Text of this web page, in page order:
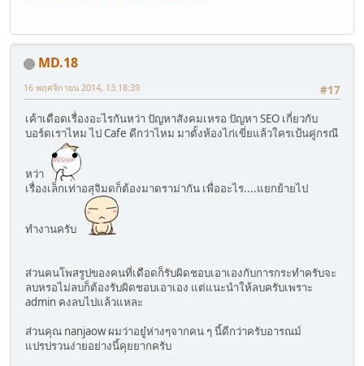
MD.18
#17
16 พฤศจิกายน 2014, 13:18:39
เค้าเดือดเรื่องอะไรกันหว่า ปัญหาสังคมเหรอ ปัญหา SEO เกี่ยวกับ
บอร์ดเราไหม ไป Cafe ดีกว่าไหม มาตั้งห้องไก่เขี่ยแล้วใครเป้นคู่กรณี
หว่า
เรื่องเล็กเท่าอสุจิมดก็ต้องมาดราม่ากัน เพื่ออะไร....แยกย้ายไป
ทำงานครับ
ส่วนคนโพสรูปของคนที่เดือดก็รับผิดชอบเอาเองกับการกระทำครับจะ
ลบหรอไม่ลบก็ต้องรับผิดชอบเอาเอง แต่แนะนำให้ลบครับเพราะ
admin คงลบไปแล้วแหละ
ส่วนคุณ nanjaow ผมว่าอยู๋ห่างๆจากคน ๆ นี้ดีกว่าครับอารณม์
แปรปรวนง่ายอย่างนี้คุยยากครับ